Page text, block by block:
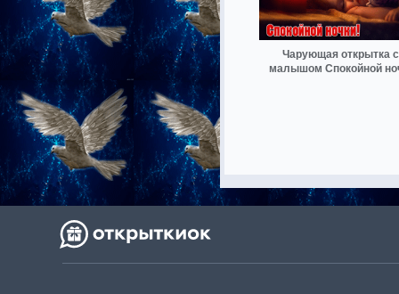
Чарующая открытка с
малышом Спокойной